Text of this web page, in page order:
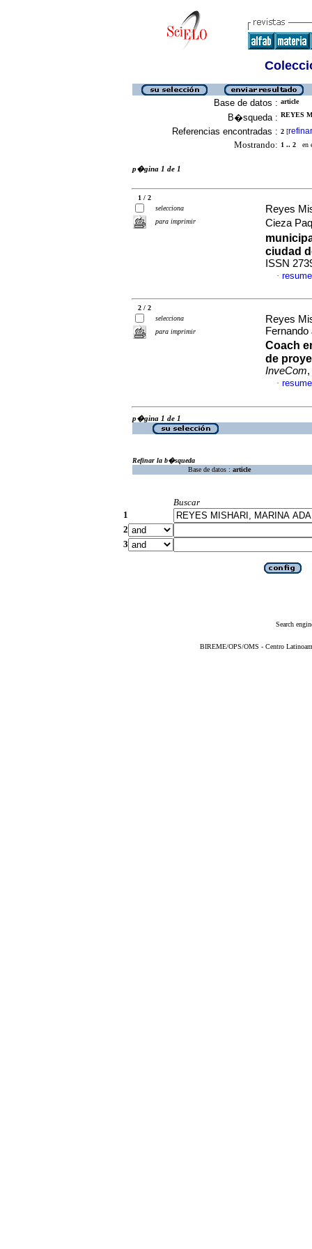
Base de datos : article
B�squeda : REYES
Referencias encontradas : 2 [refinar
Mostrando: 1 .. 2 en
p�gina 1 de 1
1 / 2
selecciona
para imprimir
Reyes
Cieza
ciudad
ISSN
·
2 / 2
selecciona
para imprimir
Reyes
Coach
de
InveCom
·
p�gina 1 de 1
Refinar la b�squeda
Base de datos : article
Buscar
1
2
3
Search
BIREME/OPS/OMS - Centro